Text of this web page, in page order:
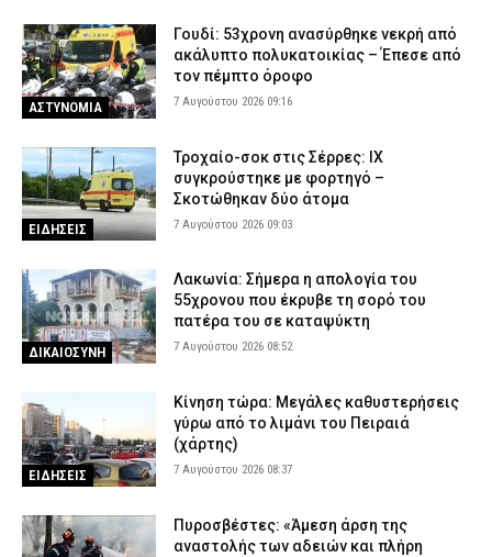
ΑΣΤΥΝΟΜΙΑ
Γουδί: 53χρονη ανασύρθηκε νεκρή από
ακάλυπτο πολυκατοικίας – Έπεσε από
τον πέμπτο όροφο
7 Αυγούστου 2026 09:16
ΕΙΔΗΣΕΙΣ
Τροχαίο-σοκ στις Σέρρες: ΙΧ
συγκρούστηκε με φορτηγό –
Σκοτώθηκαν δύο άτομα
7 Αυγούστου 2026 09:03
ΔΙΚΑΙΟΣΥΝΗ
Λακωνία: Σήμερα η απολογία του
55χρονου που έκρυβε τη σορό του
πατέρα του σε καταψύκτη
7 Αυγούστου 2026 08:52
ΕΙΔΗΣΕΙΣ
Κίνηση τώρα: Μεγάλες καθυστερήσεις
γύρω από το λιμάνι του Πειραιά
(χάρτης)
7 Αυγούστου 2026 08:37
Πυροσβέστες: «Άμεση άρση της
αναστολής των αδειών και πλήρη